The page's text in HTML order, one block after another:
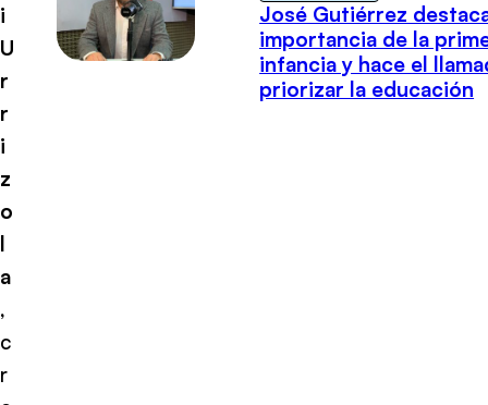
i
U
r
r
i
z
o
l
a
,
c
r
José Gutiérrez
importancia de la
infancia y hace el
priorizar la educación